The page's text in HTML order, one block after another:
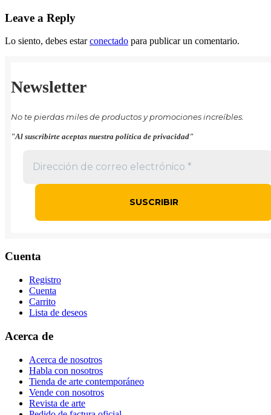
Leave a Reply
Lo siento, debes estarconectado para publicar un comentario.
Newsletter
No te pierdas miles de productos y promociones increíbles.
"Al suscribirte aceptas nuestra política de privacidad"
Cuenta
Registro
Cuenta
Carrito
Lista de deseos
Acerca de
Acerca de nosotros
Habla con nosotros
Tienda de arte contemporáneo
Vende con nosotros
Revista de arte